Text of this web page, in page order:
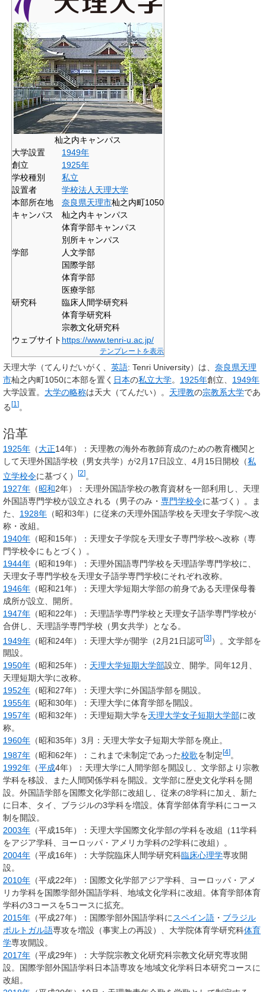
杣之内キャンパス
大学設置
1949年
創立
1925年
学校種別
私立
設置者
学校法人天理大学
本部所在地
奈良県天理市杣之内町1050
キャンパス
杣之内キャンパス
体育学部キャンパス
別所キャンパス
学部
人文学部
国際学部
体育学部
医療学部
研究科
臨床人間学研究科
体育学研究科
宗教文化研究科
ウェブサイト https://www.tenri-u.ac.jp/
テンプレートを表示
天理大学 （てんりだいがく、 英語: Tenri University）は、 奈良県天理
市杣之内町1050に本部を置く 日本の私立大学。 1925年創立、 1949年
大学設置。 大学の略称は天大（てんだい）。 天理教の宗教系大学であ
る[1 ]。
沿革
1925年 （大正14年）：天理教の海外布教師育成のための教育機関と
して天理外国語学校（男女共学）が2月17日設立、4月15日開校（私
立学校令に基づく） [2]。
1927年 （昭和2年）：天理外国語学校の教育資材を一部利用し、天理
外国語専門学校が設立される（男子のみ・ 専門学校令に基づく）。ま
た、 1928年 （昭和3年）に従来の天理外国語学校を天理女子学院へ改
称・改組。
1940年 （昭和15年）：天理女子学院を天理女子専門学校へ改称（専
門学校令にもとづく）。
1944年 （昭和19年）：天理外国語専門学校を天理語学専門学校に、
天理女子専門学校を天理女子語学専門学校にそれぞれ改称。
1946年 （昭和21年）：天理大学短期大学部の前身である天理保母養
成所が設立、開所。
1947年 （昭和22年）：天理語学専門学校と天理女子語学専門学校が
合併し、天理語学専門学校（男女共学）となる。
1949年 （昭和24年）： 天理大学が開学（2月21日認可[3]）。文学部を
開設。
1950年 （昭和25年）： 天理大学短期大学部設立、開学。同年12月、
天理短期大学に改称。
1952年 （昭和27年）：天理大学に外国語学部を開設。
1955年 （昭和30年）：天理大学に体育学部を開設。
1957年 （昭和32年）：天理短期大学を天理大学女子短期大学部に改
称。
1960年 （昭和35年）3月：天理大学女子短期大学部を廃止。
1987年 （昭和62年）：これまで未制定であった校歌を制定[4] 。
1992年 （平成4年）：天理大学に人間学部を開設し、文学部より宗教
学科を移設、また人間関係学科を開設。文学部に歴史文化学科を開
設。外国語学部を国際文化学部に改組し、従来の8学科に加え、新た
に日本、タイ、ブラジルの3学科を増設。体育学部体育学科にコース
制を開設。
2003年 （平成15年）：天理大学国際文化学部の学科を改組（11学科
をアジア学科、ヨーロッパ・アメリカ学科の2学科に改組）。
2004年 （平成16年）：大学院臨床人間学研究科臨床心理学専攻開
設。
2010年 （平成22年）：国際文化学部アジア学科、ヨーロッパ・アメ
リカ学科を国際学部外国語学科、地域文化学科に改組。体育学部体育
学科の3コースを5コースに拡充。
2015年 （平成27年）：国際学部外国語学科に スペイン語 ・ ブラジル
ポルトガル語専攻を増設（事実上の再設）、大学院体育学研究科体育
学専攻開設。
2017年 （平成29年）：大学院宗教文化研究科宗教文化研究専攻開
設。国際学部外国語学科日本語専攻を地域文化学科日本研究コースに
改組。